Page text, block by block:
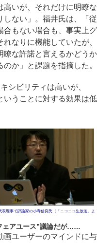
高いが、それだけに明瞭な
しない」。福井氏は、「従
合もない場合も、事実上グ
なりに機能していたが、
瞭な許諾と言えるかどうか
か」と課題を指摘した。
シビリティは高いが、
いうことに対する効果は低
表理事で評論家の小寺信良氏（「ニコニコ生放送」よ
ェアユース”議論だが……
ユーザーのマインドに与